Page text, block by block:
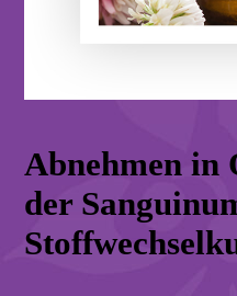
Abnehmen in
der